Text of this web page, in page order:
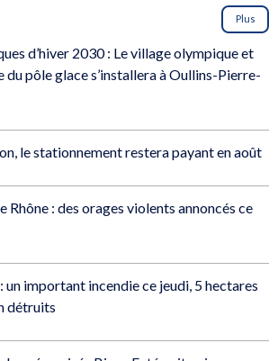
Plus
d’hiver 2030 : Le village olympique et
du pôle glace s’installera à Oullins-Pierre-
le stationnement restera payant en août
Rhône : des orages violents annoncés ce
un important incendie ce jeudi, 5 hectares
détruits